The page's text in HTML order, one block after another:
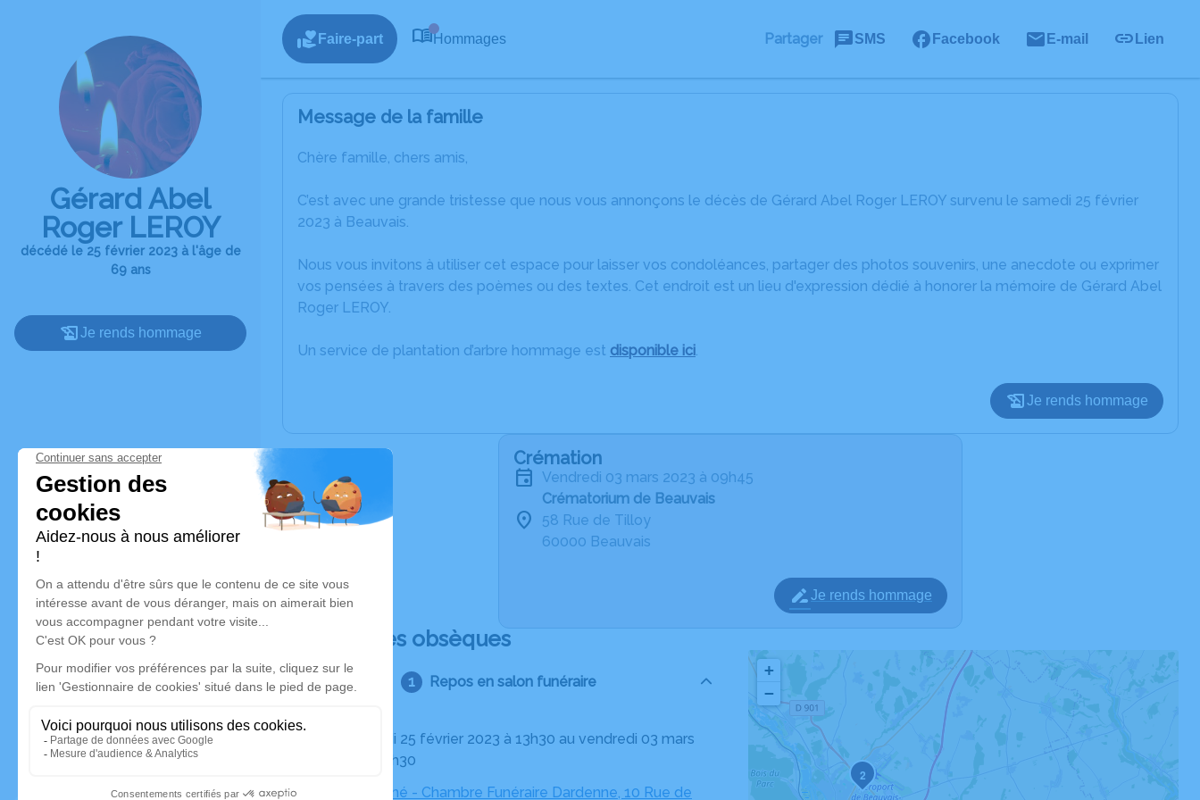
Gérard Abel
Roger LEROY
décédé le 25 février 2023 à l'âge de
69 ans
Je rends hommage
Faire-part Hommages Partager SMS Facebook E-mail Lien
Message de la famille
Chère famille, chers amis,
C’est avec une grande tristesse que nous vous annonçons le décès de Gérard Abel Roger LEROY survenu le samedi 25 février
2023 à Beauvais.
Nous vous invitons à utiliser cet espace pour laisser vos condoléances, partager des photos souvenirs, une anecdote ou exprimer
vos pensées à travers des poèmes ou des textes. Cet endroit est un lieu d'expression dédié à honorer la mémoire de Gérard Abel
Roger LEROY.
Un service de plantation d’arbre hommage est disponible ici.
Je rends hommage
Crémation
vendredi 03 mars 2023 à 09h45
Crématorium de Beauvais
58 Rue de Tilloy
60000 Beauvais
Je rends hommage
Déroulé des obsèques
Repos en salon funéraire
2023 à 09h30
Salon Eiréné - Chambre Funéraire Dardenne, 10 Rue de
2
+
−